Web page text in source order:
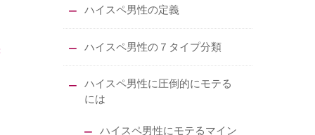
ハイスペ男性の定義
ハイスペ男性の７タイプ分類
ハイスペ男性に圧倒的にモテる
には
ハイスペ男性にモテるマイン